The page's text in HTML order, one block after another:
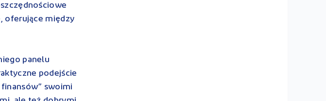
oferujące między
panelu
podejście
swoimi